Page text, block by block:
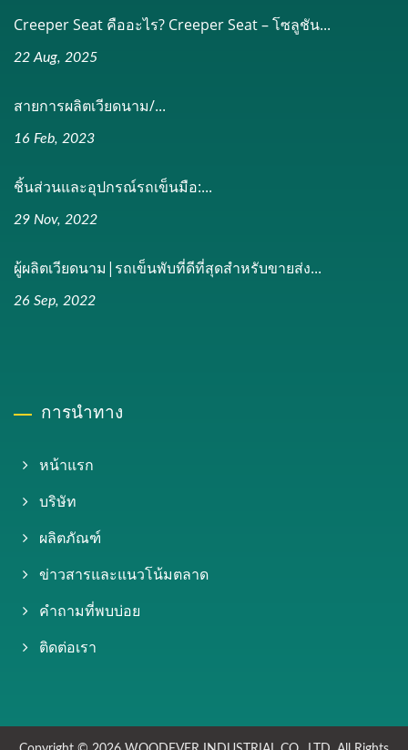
Creeper Seat คืออะไร? Creeper Seat – โซลูชัน...
22 Aug, 2025
สายการผลิตเวียดนาม/...
16 Feb, 2023
ชิ้นส่วนและอุปกรณ์รถเข็นมือ:...
29 Nov, 2022
ผู้ผลิตเวียดนาม|รถเข็นพับที่ดีที่สุดสำหรับขายส่ง...
26 Sep, 2022
การนำทาง
หน้าแรก
บริษัท
ผลิตภัณฑ์
ข่าวสารและแนวโน้มตลาด
คำถามที่พบบ่อย
ติดต่อเรา